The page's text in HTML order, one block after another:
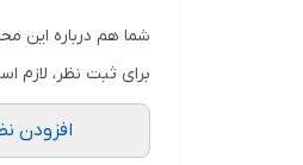
شما هم درباره این
برای ثبت نظر، لازم
افزودن